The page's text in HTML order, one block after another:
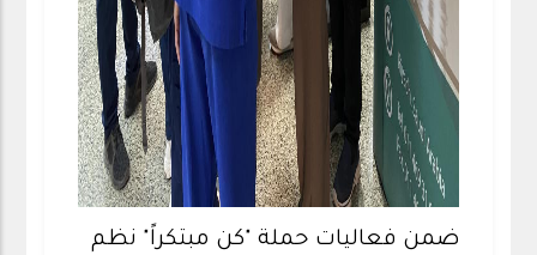
ضمن فعاليات حملة "كن مبتكراً" نظم